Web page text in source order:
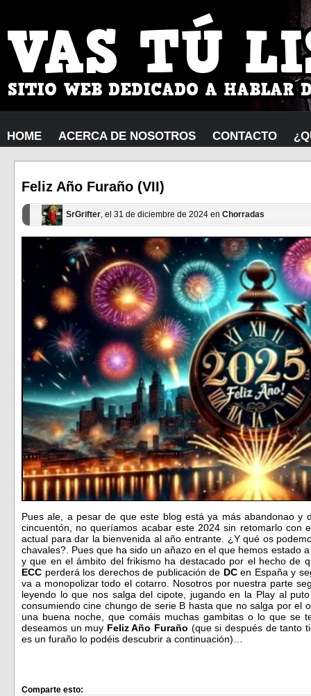
HOME ACERCA DE NOSOTROS CONTACTO
Feliz Año Furaño (VII)
SrGrifter, el 31 de diciembre de 2024 en Chorradas
Pues ale, a pesar de que este blog está ya más abandonao y
cincuentón, no queríamos acabar este 2024 sin retomarlo con
actual para dar la bienvenida al año entrante. ¿Y qué os
chavales?. Pues que ha sido un añazo en el que hemos estado
y que en el ámbito del frikismo ha destacado por el hecho de
ECC perderá los derechos de publicación de DCen España y
va a monopolizar todo el cotarro. Nosotros por nuestra parte
leyendo lo que nos salga del cipote, jugando en la Play al
consumiendo cine chungo de serie B hasta que no salga por el
una buena noche, que comáis muchas gambitas o lo que se
deseamos un muy Feliz Año Furaño (que si después de tanto
es un furaño lo podéis descubrir a continuación)…
Comparte esto: